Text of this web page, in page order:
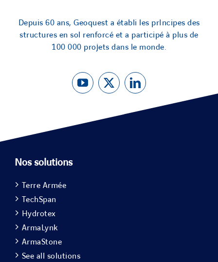
Depuis 60 ans, Geoquest a établi les prIncipes des
structures en sol renforcé et a participé à plus de
100 000 projets dans le monde.
Nos solutions
Terre Armée
TechSpan
Hydrotex
ArmaLynk
ArmaStone
See all solutions